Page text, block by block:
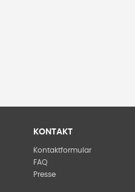
KONTAKT
Kontaktformular
FAQ
Presse